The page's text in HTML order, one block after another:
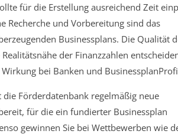
für die Erstellung ausreichend Zeit
Recherche und Vorbereitung sind das
Businessplans. Die Qualität
der Finanzzahlen
bei Banken und
die Förderdatenbank regelmäßig neue
für die ein fundierter Businessplan
gewinnen Sie bei Wettbewerben wie